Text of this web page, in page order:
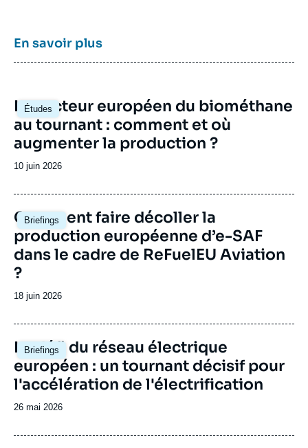
énergétiques et climatiques des grandes
puissances comme les Etats-Unis, la Chine
ou l’Inde. Il offre une expertise reconnue,
notamment.
En savoir plus
Études
Image
principale
Le secteur européen du biométhane
au tournant : comment et où
augmenter la production ?
Date
publication
10 juin 2026
Briefings
Image
principale
Comment faire décoller la
production européenne d’e-SAF
dans le cadre de ReFuelEU Aviation
?
Date
publication
18 juin 2026
Briefings
Image
principale
Le défi du réseau électrique
européen : un tournant décisif pour
l'accélération de l'électrification
Date
publication
26 mai 2026